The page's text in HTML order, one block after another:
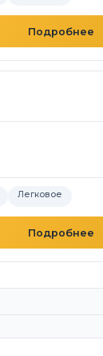
Подробнее
Легковое
Подробнее